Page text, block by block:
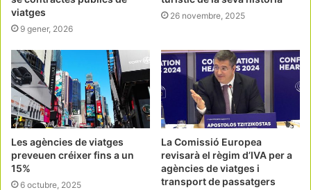
viatges
9 gener, 2026
26 novembre, 2025
Les agències de viatges
preveuen créixer fins a un
15%
6 octubre, 2025
La Comissió Europea
revisarà el règim d’IVA per a
agències de viatges i
transport de passatgers